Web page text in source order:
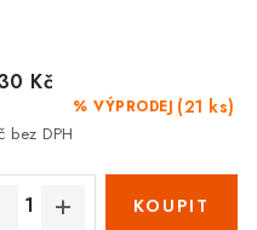
k
t
ů
% VÝPRODEJ (21 ks)
bez DPH
Kč